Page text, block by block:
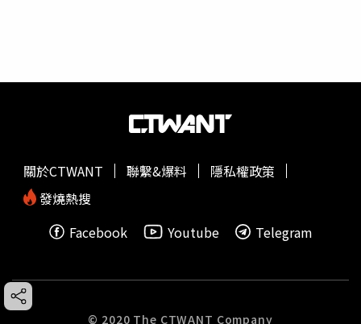
關於CTWANT 聯繫&爆料
隱私權政策
發燒熱搜
Facebook
Youtube Telegram
© 2020 The CTWANT Company